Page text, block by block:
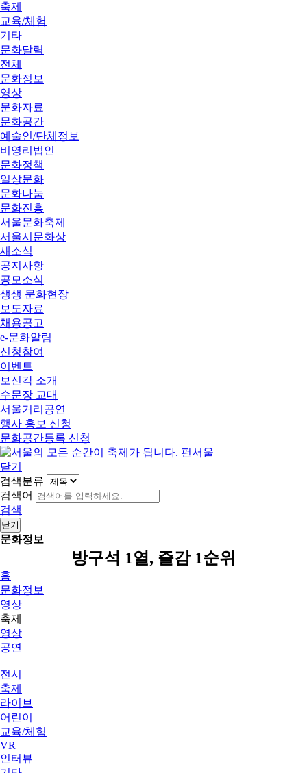
축제
교육/체험
기타
문화달력
전체
문화정보
영상
문화자료
문화공간
예술인/단체정보
비영리법인
문화정책
일상문화
문화나눔
문화진흥
서울문화축제
서울시문화상
새소식
공지사항
공모소식
생생 문화현장
보도자료
채용공고
e-문화알림
신청참여
이벤트
보신각 소개
수문장 교대
서울거리공연
행사 홍보 신청
문화공간등록 신청
닫기
검색분류
검색어
검색
닫기
문화정보
방구석 1열, 즐감 1순위
홈
문화정보
영상
축제
영상
공연
전시
축제
라이브
어린이
교육/체험
VR
인터뷰